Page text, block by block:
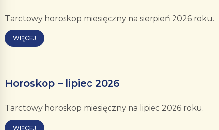
Tarotowy horoskop miesięczny na sierpień 2026 roku.
WIĘCEJ
Horoskop – lipiec 2026
Tarotowy horoskop miesięczny na lipiec 2026 roku.
WIĘCEJ